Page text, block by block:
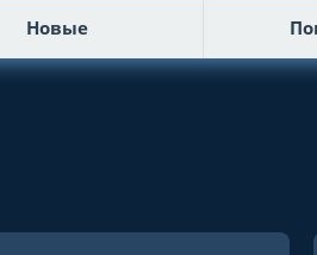
Новые